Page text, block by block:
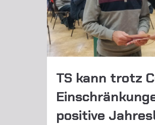
TS kann trotz
positive